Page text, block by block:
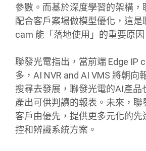
參數。而基於深度學習的架構，
配合客戶案場做模型優化，這是
cam 能「落地使用」的重要原因
聯發光電指出，當前端 Edge IP
多，AI NVR and AI VMS 將朝向
搜尋去發展，聯發光電的AI產品
產出可供判讀的報表。未來，聯
客戶由優先，提供更多元化的先
控和辨識系統方案。